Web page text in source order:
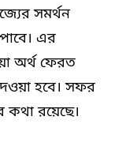
সমর্থন
এর
অর্থ ফেরত
হবে। সফর
রয়েছে।